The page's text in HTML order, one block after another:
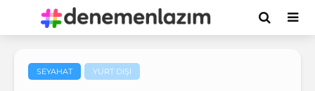
SEYAHAT YURT DIŞI